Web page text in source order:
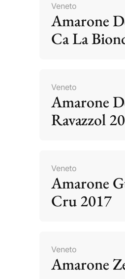
Veneto
Amarone
Ca La
Veneto
Amarone
Ravazzol
Veneto
Amarone
Cru 2017
Veneto
Amarone